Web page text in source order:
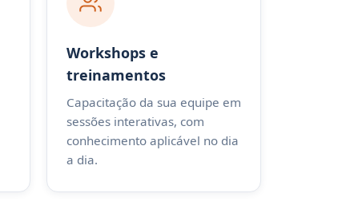
Workshops e
treinamentos
Capacitação da sua equipe em
sessões interativas, com
conhecimento aplicável no dia
a dia.